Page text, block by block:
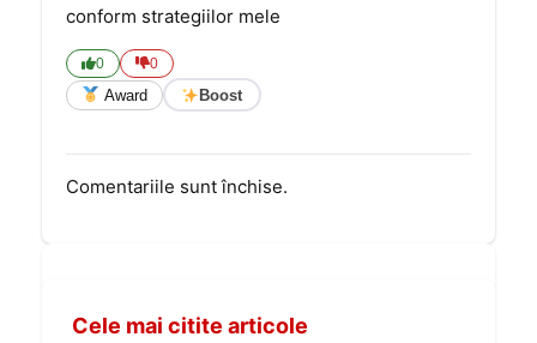
conform strategiilor mele
0 0
Award Boost
Comentariile sunt închise.
Cele mai citite articole